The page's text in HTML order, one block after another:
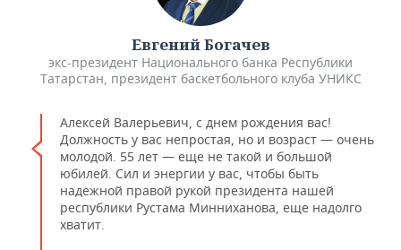
Евгений Богачев
экс-президент Национального банка Республики
Татарстан, президент баскетбольного клуба УНИКС
Алексей Валерьевич, с днем рождения вас!
Должность у вас непростая, но и возраст — очень
молодой. 55 лет — еще не такой и большой
юбилей. Сил и энергии у вас, чтобы быть
надежной правой рукой президента нашей
республики Рустама Минниханова, еще надолго
хватит.